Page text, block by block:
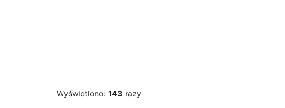
Wyświetlono: 143 razy